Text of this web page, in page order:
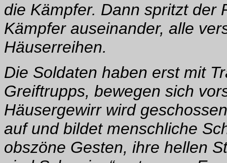
die Kämpfer. Dann spritzt der
Kämpfer auseinander, alle
Häuserreihen.
Die Soldaten haben erst mit
Greiftrupps, bewegen sich
Häusergewirr wird
auf und bildet menschliche
obszöne Gesten, ihre hellen